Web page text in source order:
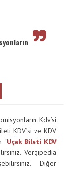
Kdv’si
KDV’si ve KDV
“Uçak Bileti KDV
Vergipedia
Diğer